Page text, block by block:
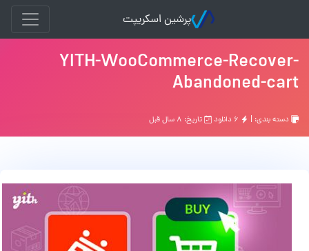
پرشین اسکریپت
YITH-WooCommerce-Recover-
Abandoned-cart
دسته بندی: | تاریخ: ۸ سال قبل